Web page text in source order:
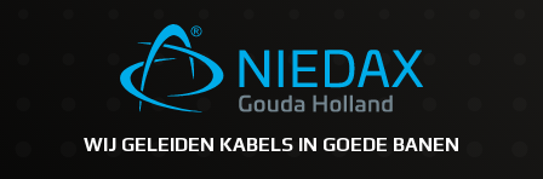
WIJ GELEIDEN KABELS IN GOEDE BANEN